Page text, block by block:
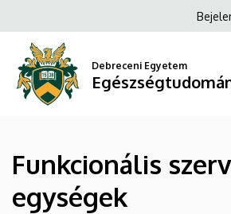
szervezeti
egységek
Egészségtudományi
Kar
a
tartalomra
Debreceni Egyetem
Funkcionális
egységek